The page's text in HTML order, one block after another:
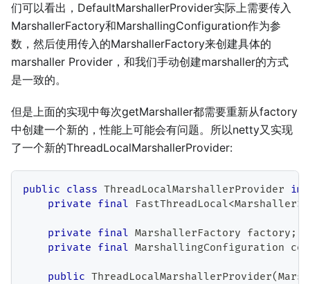
们可以看出，DefaultMarshallerProvider实际上需要传入
MarshallerFactory和MarshallingConfiguration作为参
数，然后使用传入的MarshallerFactory来创建具体的
marshaller Provider，和我们手动创建marshaller的方式
是一致的。
但是上面的实现中每次getMarshaller都需要重新从factory
中创建一个新的，性能上可能会有问题。所以netty又实现
了一个新的ThreadLocalMarshallerProvider:
public class ThreadLocalMarshallerProvider
private final FastThreadLocal<Marshaller>
private final MarshallerFactory factory ;
private final MarshallingConfiguration
public ThreadLocalMarshallerProvider(